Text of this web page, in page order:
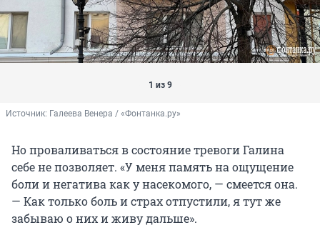
1 из 9
Источник: Галеева Венера / «Фонтанка.ру»
Но проваливаться в состояние тревоги Галина
себе не позволяет. «У меня память на ощущение
боли и негатива как у насекомого, — смеется она.
— Как только боль и страх отпустили, я тут же
забываю о них и живу дальше».